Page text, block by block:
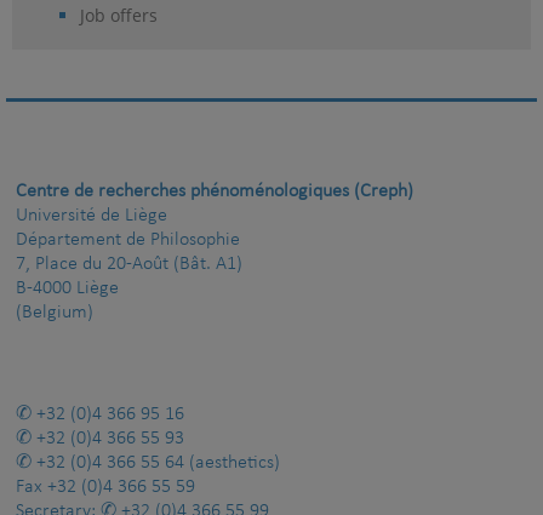
Job offers
Centre de recherches phénoménologiques (Creph)
Université de Liège
Département de Philosophie
7, Place du 20-Août (Bât. A1)
B-4000 Liège
(Belgium)
+32 (0)4 366 95 16
+32 (0)4 366 55 93
+32 (0)4 366 55 64 (aesthetics)
Fax +32 (0)4 366 55 59